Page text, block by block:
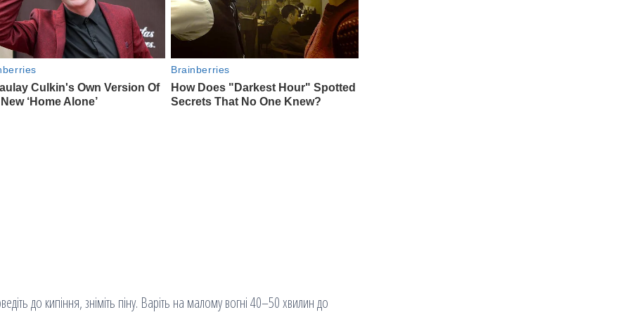
до кипіння, зніміть піну. Варіть на малому вогні 40–50 хвилин до